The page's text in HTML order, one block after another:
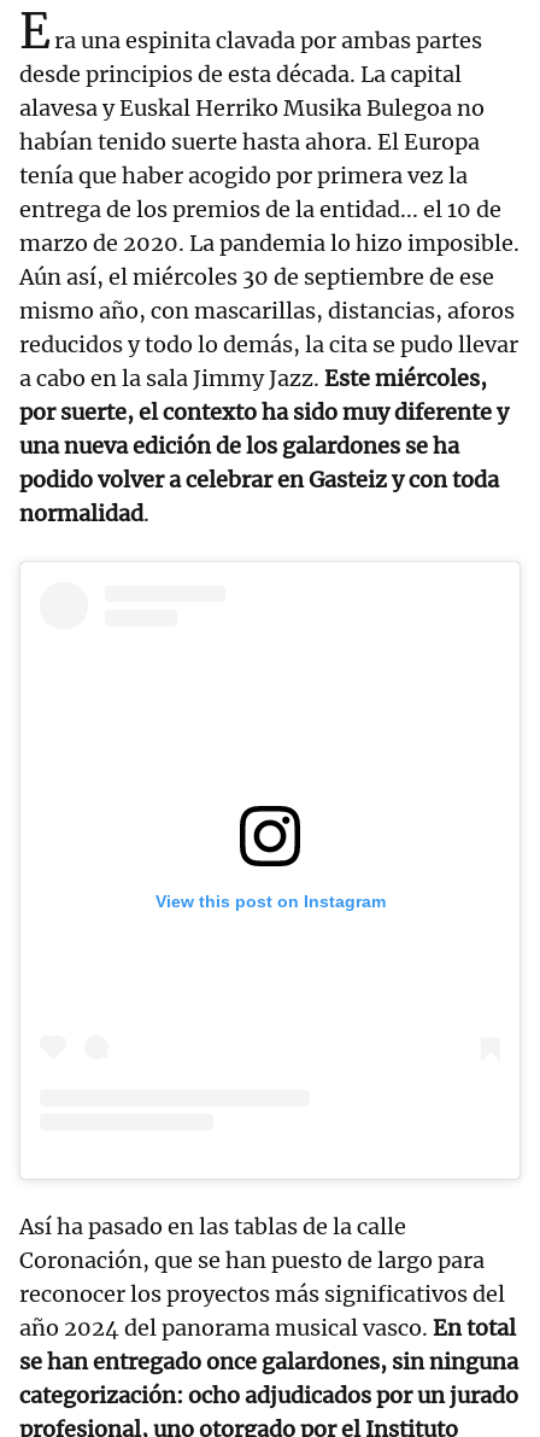
Era una espinita clavada por ambas partes
desde principios de esta década. La capital
alavesa y Euskal Herriko Musika Bulegoa no
habían tenido suerte hasta ahora. El Europa
tenía que haber acogido por primera vez la
entrega de los premios de la entidad... el 10 de
marzo de 2020. La pandemia lo hizo imposible.
Aún así, el miércoles 30 de septiembre de ese
mismo año, con mascarillas, distancias, aforos
reducidos y todo lo demás, la cita se pudo llevar
a cabo en la sala Jimmy Jazz. Este miércoles,
por suerte, el contexto ha sido muy diferente y
una nueva edición de los galardones se ha
podido volver a celebrar en Gasteiz y con toda
normalidad.
View this post on Instagram
Así ha pasado en las tablas de la calle
Coronación, que se han puesto de largo para
reconocer los proyectos más significativos del
año 2024 del panorama musical vasco. En total
se han entregado once galardones, sin ninguna
categorización: ocho adjudicados por un jurado
profesional, uno otorgado por el Instituto